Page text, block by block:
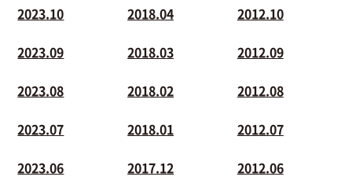
2023.10
2023.09
2023.08
2023.07
2023.06
2018.04
2018.03
2018.02
2018.01
2017.12
2012.10
2012.09
2012.08
2012.07
2012.06